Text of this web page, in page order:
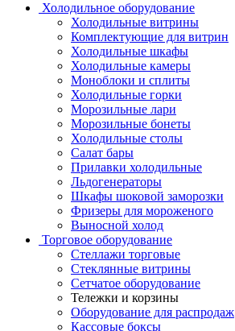
Холодильное оборудование
Холодильные витрины
Комплектующие для витрин
Холодильные шкафы
Холодильные камеры
Моноблоки и сплиты
Холодильные горки
Морозильные лари
Морозильные бонеты
Холодильные столы
Салат бары
Прилавки холодильные
Льдогенераторы
Шкафы шоковой заморозки
Фризеры для мороженого
Выносной холод
Торговое оборудование
Стеллажи торговые
Стеклянные витрины
Сетчатое оборудование
Тележки и корзины
Оборудование для распродаж
Кассовые боксы